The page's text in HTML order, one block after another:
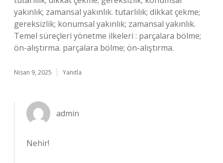
yakınlık; zamansal yakınlık. tutarlılık; dikkat çekme;
gereksizlik; konumsal yakınlık; zamansal yakınlık.
Temel süreçleri yönetme ilkeleri : parçalara bölme;
ön-alıştırma. parçalara bölme; ön-alıştırma.
Nisan 9, 2025 Yanıtla
admin
Nehir!